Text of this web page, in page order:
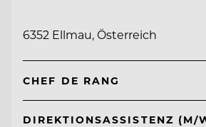
6352 Ellmau, Österreich
CHEF DE RANG
DIREKTIONSASSISTENZ (M/